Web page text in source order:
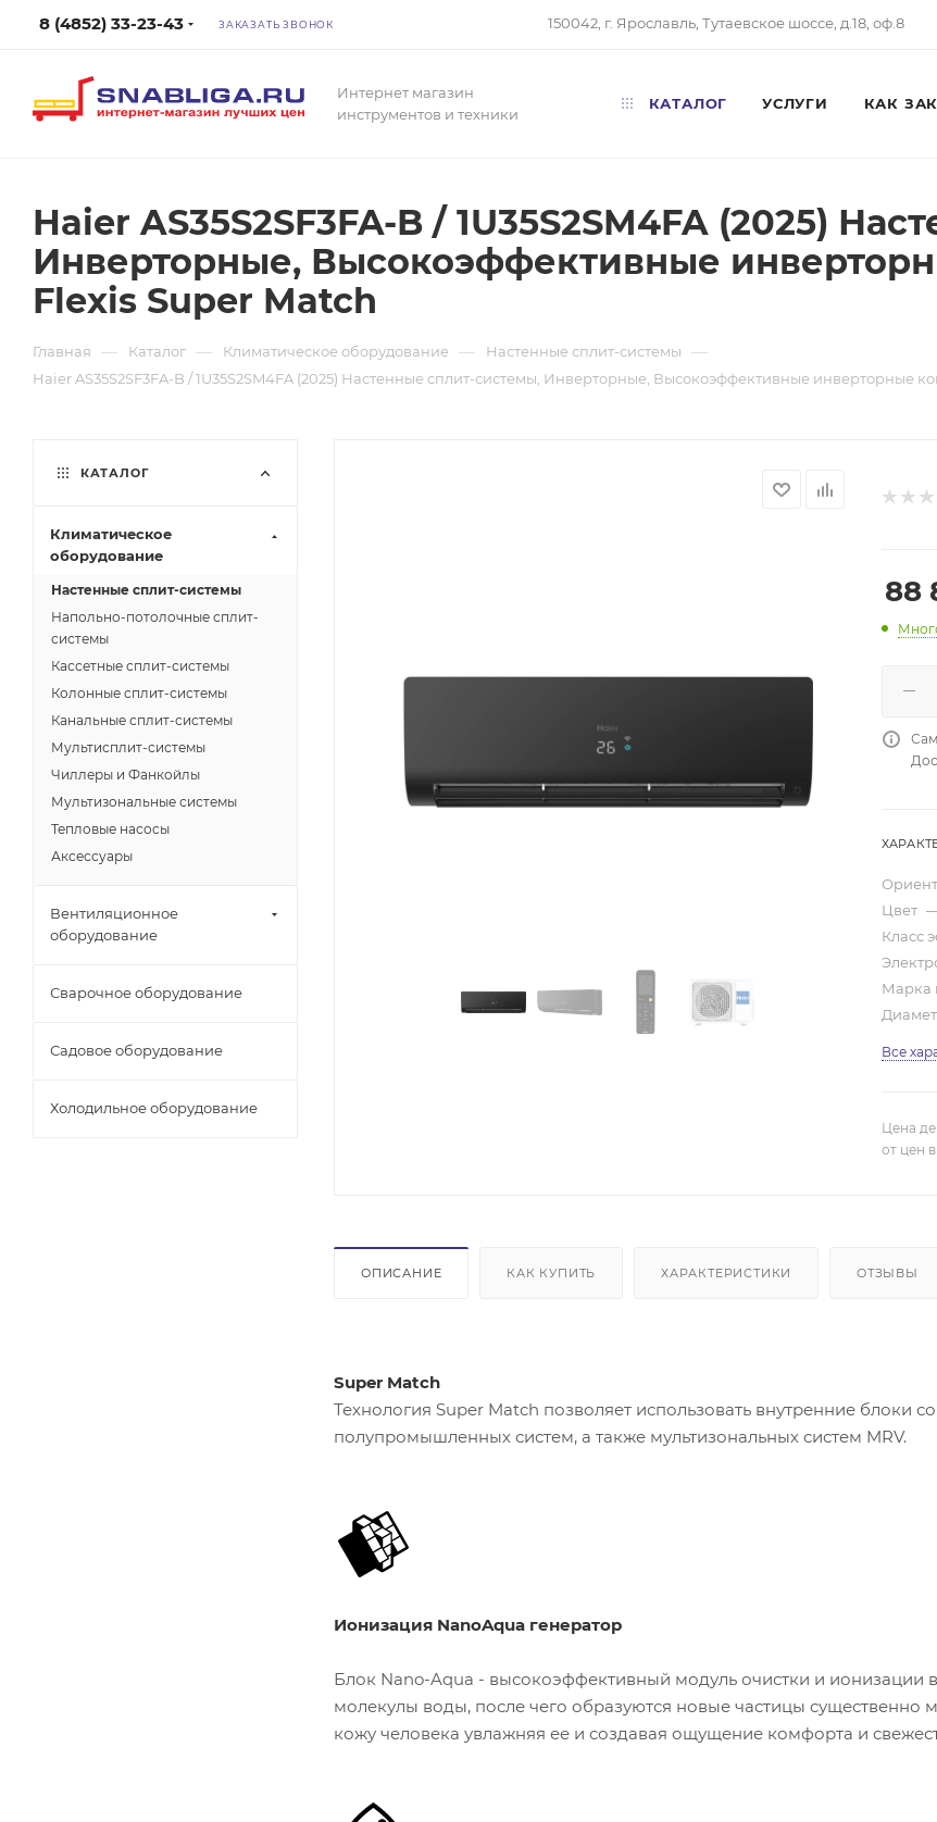
8 (4852) 33-23-43 ЗАКАЗАТЬ ЗВОНОК 150042, г. Ярославль, Тутаевское шоссе, д.18, оф.8
Интернет магазин
инструментов и техники
КАТАЛОГ УСЛУГИ КАК
Haier AS35S2SF3FA-B / 1U35S2SM4FA (2025)
Инверторные, Высокоэффективные
Flexis Super Match
Главная — Каталог — Климатическое оборудование — Настенные сплит-системы —
Haier AS35S2SF3FA-B / 1U35S2SM4FA (2025) Настенные сплит-системы, Инверторные, Высокоэффективные инверторные
88
Цвет
Класс
Марка
Все
Цена
от цен
ОПИСАНИЕ КАК КУПИТЬ ХАРАКТЕРИСТИКИ ОТЗЫВЫ
Super Match
Технология Super Match позволяет использовать внутренние блоки
полупромышленных систем, а также мультизональных систем MRV.
Ионизация NanoAqua генератор
Блок Nano-Aqua - высокоэффективный модуль очистки и ионизации
молекулы воды, после чего образуются новые частицы
кожу человека увлажняя ее и создавая ощущение комфорта и
КАТАЛОГ
Климатическое
оборудование
Настенные сплит-системы
Напольно-потолочные сплит-
системы
Кассетные сплит-системы
Колонные сплит-системы
Канальные сплит-системы
Мультисплит-системы
Чиллеры и Фанкойлы
Мультизональные системы
Тепловые насосы
Аксессуары
Вентиляционное
оборудование
Сварочное оборудование
Садовое оборудование
Холодильное оборудование